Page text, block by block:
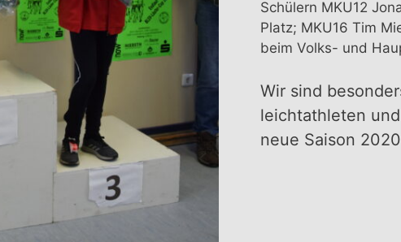
Schülern MKU12
Platz; MKU16 Tim
beim Volks- und
Wir sind
leichtathleten
neue Saison